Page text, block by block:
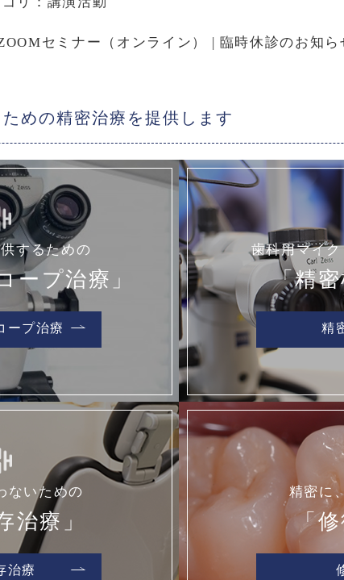
セミナー（オンライン） 臨時休診のお知
めの精密治療を提供します
するための
ープ治療」
ープ治療
歯科用マイ
「精
精
ないための
治療」
治療
精密に
「